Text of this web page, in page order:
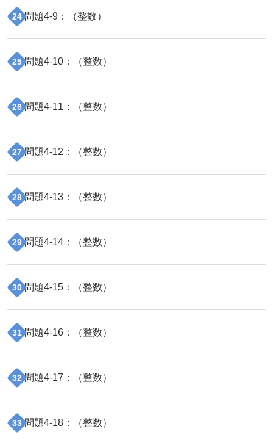
24 問題4-9 ：（整数）
25 問題4-10 ：（整数）
26 問題4-11 ：（整数）
27 問題4-12 ：（整数）
28 問題4-13 ：（整数）
29 問題4-14 ：（整数）
30 問題4-15 ：（整数）
31 問題4-16 ：（整数）
32 問題4-17 ：（整数）
33 問題4-18 ：（整数）